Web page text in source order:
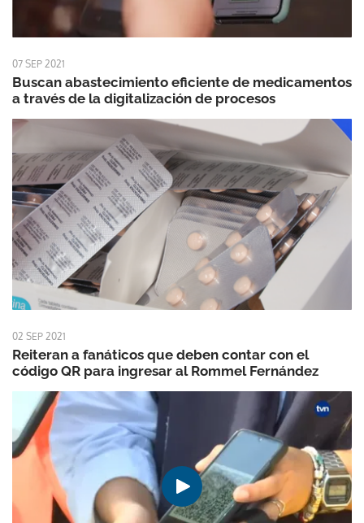
07 SEP 2021
Buscan abastecimiento eficiente de medicamentos
a través de la digitalización de procesos
02 SEP 2021
Reiteran a fanáticos que deben contar con el
código QR para ingresar al Rommel Fernández